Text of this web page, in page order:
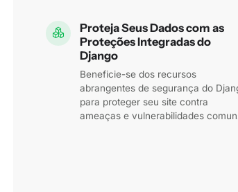
Proteja Seus Dados com as
Proteções Integradas do
Django
Beneficie-se dos recursos
abrangentes de segurança do
para proteger seu site contra
ameaças e vulnerabilidades